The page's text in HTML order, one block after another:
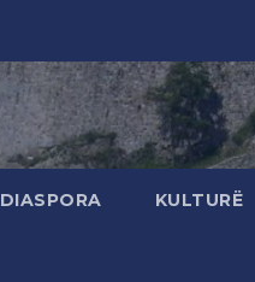
DIASPORA KULTURË